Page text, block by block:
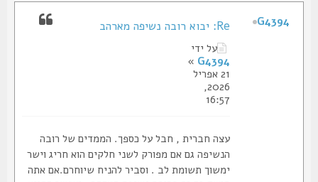
על ידי
G4394
»
21 אפריל
2026,
16:57
עצה חברית , חבל על כספך. הממדים של רובה
הנשיפה גם אם מפורק לשני חלקים הוא חריג וישר
ימשוך תשומת לב . וסביר להניח שיוחרם.אם אתה
G4394